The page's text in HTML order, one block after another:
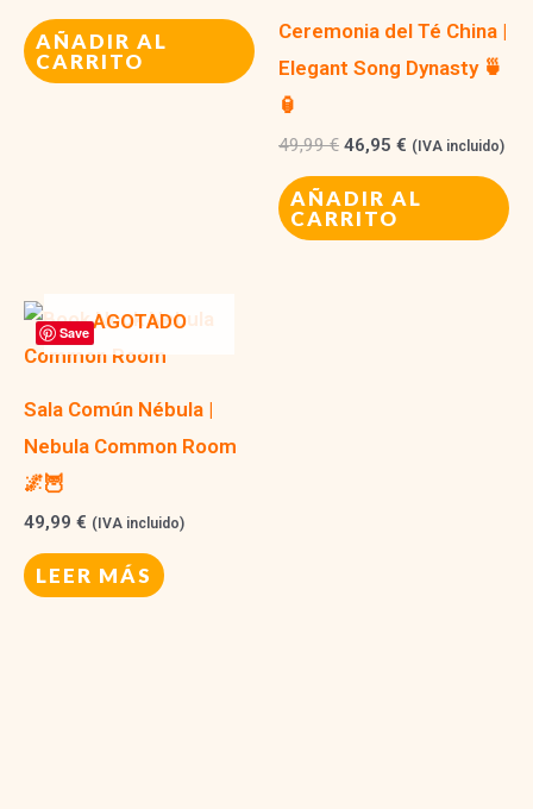
AÑADIR AL
CARRITO
Ceremonia del Té China |
Elegant Song Dynasty 🍵
🏮
49,99€ El
original
era:
46,95 € El
actual
es:
(IVA incluido)
AÑADIR AL
CARRITO
SaveAGOTADO
Sala Común Nébula |
Nebula Common Room
🌌🦉
49,99 € (IVA incluido)
LEER MÁS